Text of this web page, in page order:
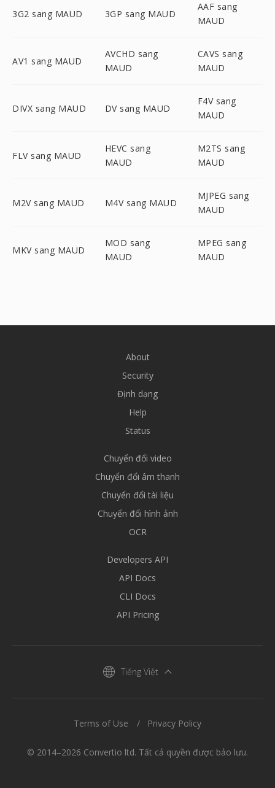
3G2 sang MAUD 3GP sang MAUD
AAF sang
MAUD
AV1 sang MAUD
AVCHD sang
MAUD
CAVS sang
MAUD
DIVX sang MAUD DV sang MAUD
F4V sang
MAUD
FLV sang MAUD
HEVC sang
MAUD
M2TS sang
MAUD
M2V sang MAUD M4V sang MAUD
MJPEG sang
MAUD
MKV sang MAUD
MOD sang
MAUD
MPEG sang
MAUD
About
Security
Định dạng
Help
Status
Chuyển đổi video
Chuyển đổi âm thanh
Chuyển đổi tài liệu
Chuyển đổi hình ảnh
OCR
Developers API
API Docs
CLI Docs
API Pricing
Tiếng Việt
© 2014–2026 Convertio ltd. Tất cả quyền được bảo lưu.
Terms of Use Privacy Policy